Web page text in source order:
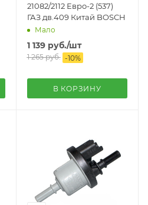
21082/2112 Евро-2 (537)
ГАЗ дв.409 Китай BOSCH
Мало
1 139руб./шт
1 265руб. -10%
В КОРЗИНУ